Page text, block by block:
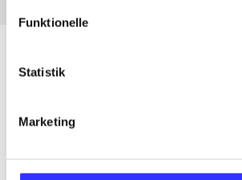
Funktionelle
Statistik
Marketing
Alle registrerede artikler fordelt på